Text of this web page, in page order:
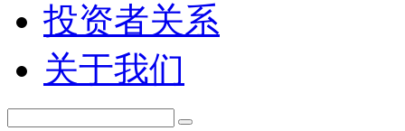
投资者关系
关于我们